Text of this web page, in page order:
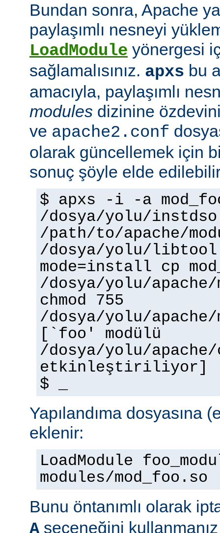
Bundan sonra, Apache
paylaşımlı nesneyi
LoadModule yönergesi
sağlamalısınız. apxs bu
amacıyla, paylaşımlı
modules dizinine
ve apache2.conf
olarak güncellemek için
sonuç şöyle elde
$ apxs -i -a
/dosya/yolu/
/path/to/apache/
/dosya/yolu/
mode=install cp
/dosya/yolu/
chmod 755
/dosya/yolu/apache/
[`foo' modülü
/dosya/yolu/
etkinleştiriliyor]
$ _
Yapılandıma dosyasına
eklenir:
LoadModule
modules/mod_foo.so
Bunu öntanımlı olarak
A seçeneğini